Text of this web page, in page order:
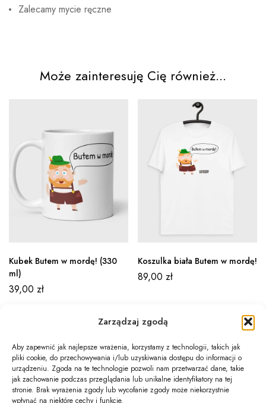
Zarządzaj zgodą
Aby zapewnić jak najlepsze wrażenia, korzystamy z technologii, takich jak
pliki cookie, do przechowywania i/lub uzyskiwania dostępu do informacji o
urządzeniu. Zgoda na te technologie pozwoli nam przetwarzać dane, takie
jak zachowanie podczas przeglądania lub unikalne identyfikatory na tej
stronie. Brak wyrażenia zgody lub wycofanie zgody może niekorzystnie
wpłynąć na niektóre cechy i funkcje.
Zalecamy mycie ręczne
Może zainteresuję Cię również...
Kubek Butem w mordę! (330
ml)
39,00 zł
Koszulka biała Butem w mordę!
89,00 zł
Newsletter
Informacje